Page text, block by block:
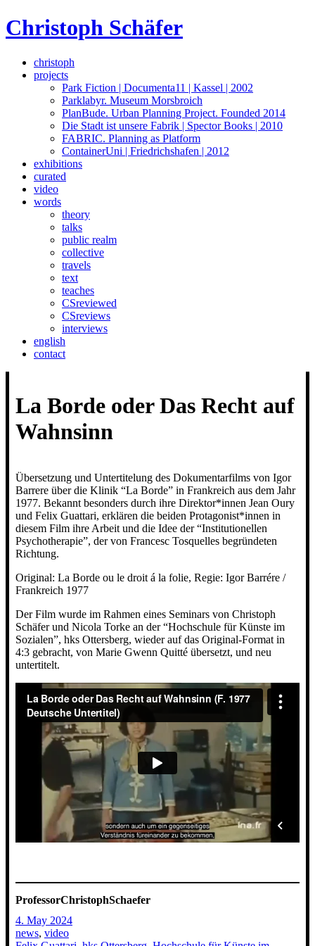
Skip
to
Christoph Schäfer
christoph
projects
Park Fiction | Documenta11 | Kassel | 2002
Parklabyr. Museum Morsbroich
PlanBude. Urban Planning Project. Founded 2014
Die Stadt ist unsere Fabrik | Spector Books | 2010
FABRIC. Planning as Platform
ContainerUni | Friedrichshafen | 2012
exhibitions
curated
video
words
theory
talks
public realm
collective
travels
text
teaches
CSreviewed
CSreviews
interviews
english
contact
La Borde oder Das Recht auf
Wahnsinn
Übersetzung und Untertitelung des Dokumentarfilms von Igor
Barrere über die Klinik “La Borde” in Frankreich aus dem Jahr
1977. Bekannt besonders durch ihre Direktor*innen Jean Oury
und Felix Guattari, erklären die beiden Protagonist*innen in
diesem Film ihre Arbeit und die Idee der “Institutionellen
Psychotherapie”, der von Francesc Tosquelles begründeten
Richtung.
Original: La Borde ou le droit á la folie, Regie: Igor Barrére /
Frankreich 1977
Der Film wurde im Rahmen eines Seminars von Christoph
Schäfer und Nicola Torke an der “Hochschule für Künste im
Sozialen”, hks Ottersberg, wieder auf das Original-Format in
4:3 gebracht, von Marie Gwenn Quitté übersetzt, und neu
untertitelt.
ProfessorChristophSchaefer
4. May 2024
news, video